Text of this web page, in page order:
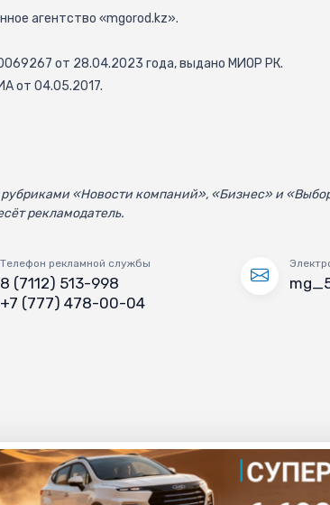
агентство «mgorod.kz».
от 28.04.2023 года, выдано МИОР РК.
от 04.05.2017.
«Новости компаний», «Бизнес» и
рекламодатель.
Телефон рекламной службы
8 (7112) 513-998
+7 (777) 478-00-04